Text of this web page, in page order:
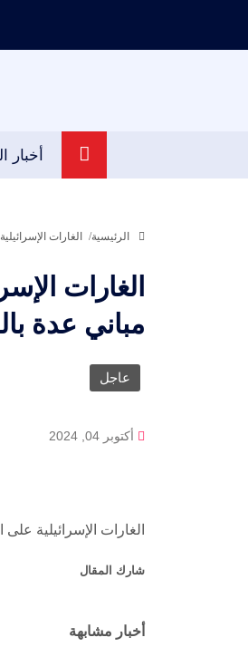
أخبار
الرئيسية الغارات
الغارات
مباني عدة
عاجل
أكتوبر 04, 2024
الغارات الإسرائيلية
شارك المقال
أخبار مشابهة